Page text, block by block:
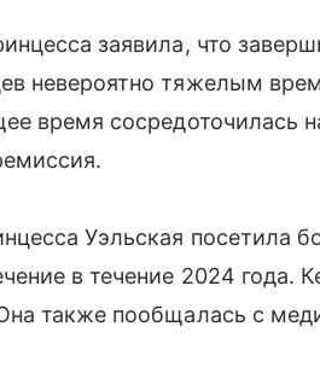
заявила, что
невероятно тяжелым
время
Уэльская посетила
в течение 2024 года.
также пообщалась с